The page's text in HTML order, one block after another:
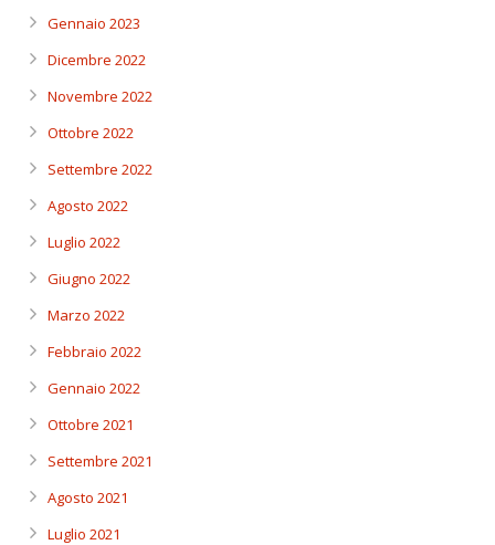
Gennaio 2023
Dicembre 2022
Novembre 2022
Ottobre 2022
Settembre 2022
Agosto 2022
Luglio 2022
Giugno 2022
Marzo 2022
Febbraio 2022
Gennaio 2022
Ottobre 2021
Settembre 2021
Agosto 2021
Luglio 2021